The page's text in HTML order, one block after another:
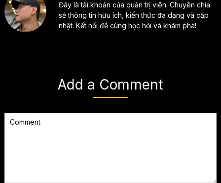
Đây là tài khoản của quản trị viên. Chuyên chia
sẻ thông tin hữu ích, kiến thức đa dạng và cập
nhật. Kết nối để cùng học hỏi và khám phá!
Add a Comment